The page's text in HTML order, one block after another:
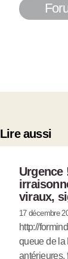
Lire aussi
Urgence
viraux,
17 décembre
http://
queue de la
antérieures,